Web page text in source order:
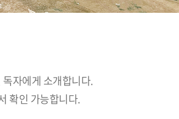
자에게 소개합니다.
확인 가능합니다.